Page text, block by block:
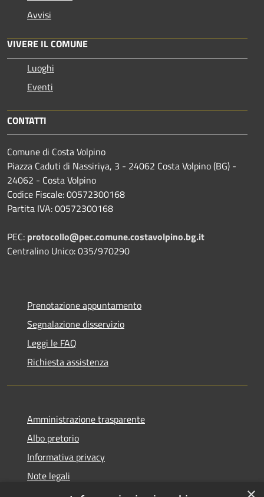
Avvisi
VIVERE IL COMUNE
Luoghi
Eventi
CONTATTI
Comune di Costa Volpino
Piazza Caduti di Nassiriya, 3 - 24062 Costa Volpino (BG) -
24062 - Costa Volpino
Codice Fiscale: 00572300168
Partita IVA: 00572300168
PEC: protocollo@pec.comune.costavolpino.bg.it
Centralino Unico: 035/970290
Prenotazione appuntamento
Segnalazione disservizio
Leggi le FAQ
Richiesta assistenza
Amministrazione trasparente
Albo pretorio
Informativa privacy
Note legali